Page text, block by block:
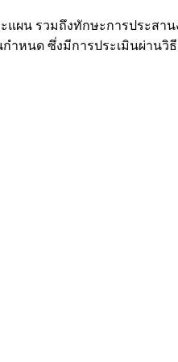
แผน รวมถึงทักษะการประส
หนด ซึ่งมีการประเมินผ่านวิ